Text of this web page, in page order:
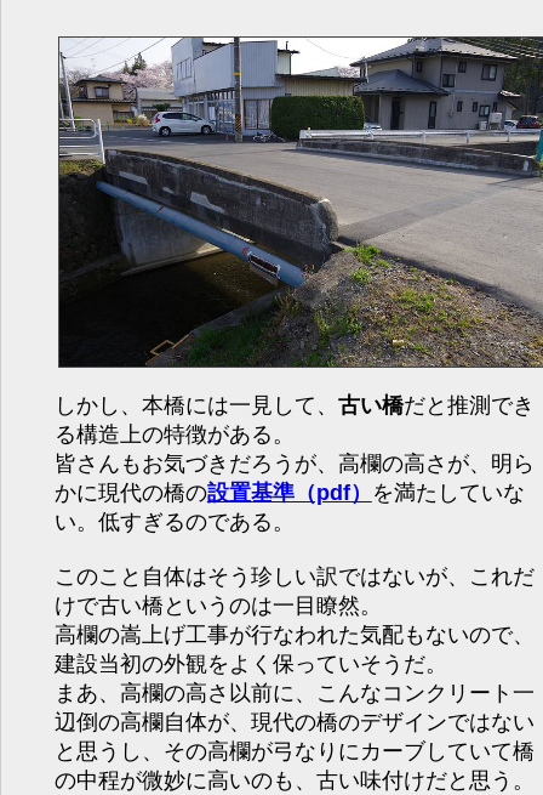
しかし、本橋には一見して、 古い橋だと推測でき
る構造上の特徴がある。
皆さんもお気づきだろうが、高欄の高さが、明ら
かに現代の橋の設置基準（pdf）
を満たしていな
い。低すぎるのである。
このこと自体はそう珍しい訳ではないが、これだ
けで古い橋というのは一目瞭然。
高欄の嵩上げ工事が行なわれた気配もないので、
建設当初の外観をよく保っていそうだ。
まあ、高欄の高さ以前に、こんなコンクリート一
辺倒の高欄自体が、現代の橋のデザインではない
と思うし、その高欄が弓なりにカーブしていて橋
の中程が微妙に高いのも、古い味付けだと思う。